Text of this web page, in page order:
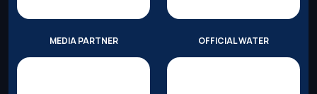
MEDIA PARTNER OFFICIAL WATER